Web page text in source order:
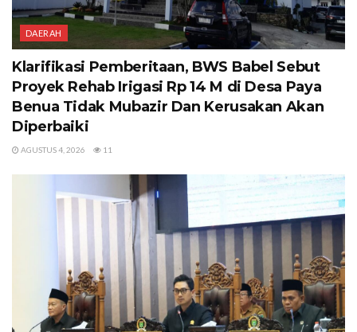
DAERAH
Klarifikasi Pemberitaan, BWS Babel Sebut
Proyek Rehab Irigasi Rp 14 M di Desa Paya
Benua Tidak Mubazir Dan Kerusakan Akan
Diperbaiki
AGUSTUS 4, 2026 11